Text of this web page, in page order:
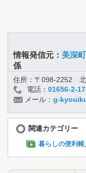
情報発信元： 美深
係
住所：〒098-2252 北
電話： 01656-2-
メール： g-
関連カテゴリー
暮らしの便利帳